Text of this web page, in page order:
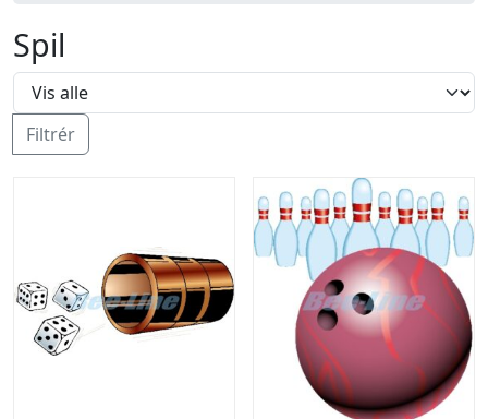
Kærlighed, bryllup
Kommunikation, nyhedsformidling
Køretøjer
Landbrug
Lov, orden
Marked, kræmmere
Mennesker
Nationalflag, verdenskort
Natur
Nytår
Spil
Filtrér